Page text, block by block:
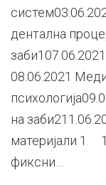
дентална
08.06.2021
на
материјали 1
фиксни…